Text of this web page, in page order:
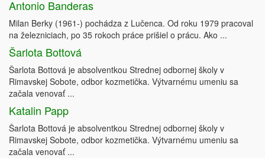
Antonio Banderas
Milan Berky (1961-) pochádza z Lučenca. Od roku 1979 pracoval
na železniciach, po 35 rokoch práce prišiel o prácu. Ako ...
Šarlota Bottová
Šarlota Bottová je absolventkou Strednej odbornej školy v
Rimavskej Sobote, odbor kozmetička. Výtvarnému umeniu sa
začala venovať ...
Katalin Papp
Šarlota Bottová je absolventkou Strednej odbornej školy v
Rimavskej Sobote, odbor kozmetička. Výtvarnému umeniu sa
začala venovať ...